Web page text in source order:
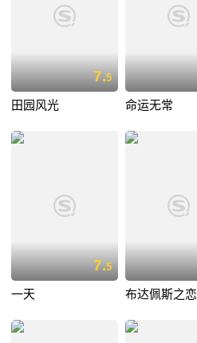
7.5
田园风光 命运无常
7.5
一天 布达佩斯之恋